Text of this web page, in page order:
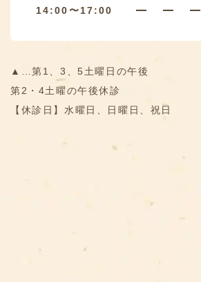
14:00〜17:00
▲…第1、3、5土曜日の午後
第2・4土曜の午後休診
【休診日】水曜日、日曜日、祝日